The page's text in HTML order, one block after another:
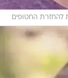
החטופים